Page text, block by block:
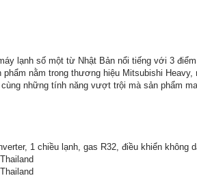
lạnh số một từ Nhật Bản nổi tiếng với 3
nằm trong thương hiệu Mitsubishi Heavy,
những tính năng vượt trội mà sản phẩm
1 chiều lạnh, gas R32, điều khiển không